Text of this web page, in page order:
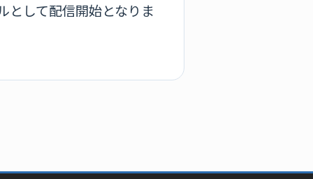
として配信開始となりま